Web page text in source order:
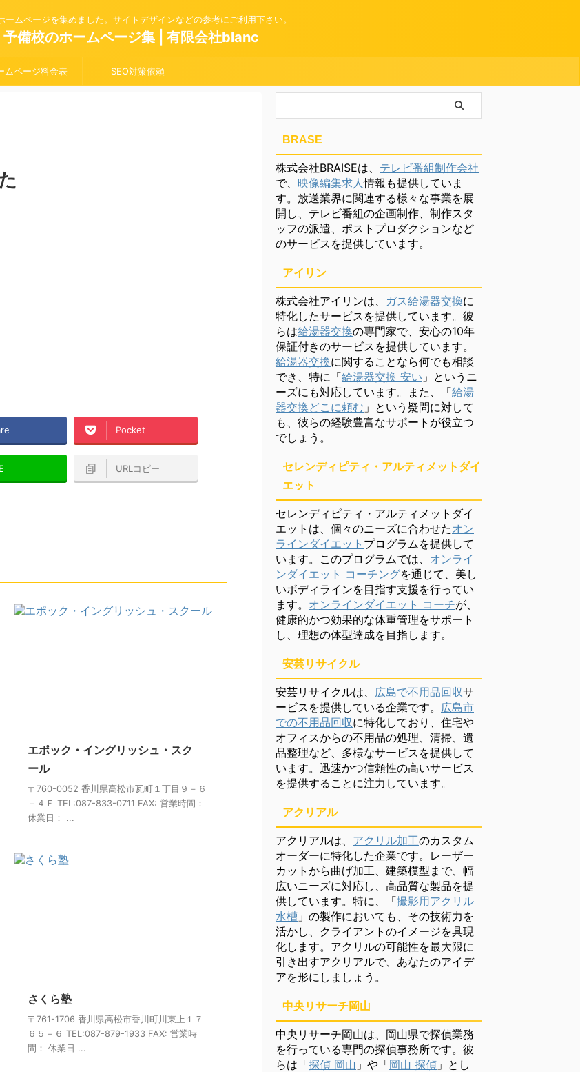
ームページを集めました。サイトデザインなどの参考にご利用下さい。
予備校のホームページ集 | 有限会社blanc
ムページ料金表 SEO対策依頼
Pocket
URLコピー
エポック・イングリッシュ・スク
ール
〒760-0052 香川県高松市瓦町１丁目９－６
－４Ｆ TEL:087-833-0711 FAX: 営業時間：
休業日： ...
さくら塾
〒761-1706 香川県高松市香川町川東上１７
６５－６ TEL:087-879-1933 FAX: 営業時
間： 休業日 ...
BRASE
株式会社BRAISEは、 テレビ番組制作会社
で、 映像編集求人情報も提供していま
す。放送業界に関連する様々な事業を展
開し、テレビ番組の企画制作、制作スタ
ッフの派遣、ポストプロダクションなど
のサービスを提供しています。
アイリン
株式会社アイリンは、 ガス給湯器交換に
特化したサービスを提供しています。彼
らは給湯器交換の専門家で、安心の10年
保証付きのサービスを提供しています。
給湯器交換に関することなら何でも相談
でき、特に「給湯器交換 安い 」というニ
ーズにも対応しています。また、「給湯
器交換どこに頼む 」という疑問に対して
も、彼らの経験豊富なサポートが役立つ
でしょう。
セレンディピティ・アルティメットダイ
エット
セレンディピティ・アルティメットダイ
エットは、個々のニーズに合わせたオン
ラインダイエット プログラムを提供して
います。このプログラムでは、 オンライ
ンダイエット コーチングを通じて、美し
いボディラインを目指す支援を行ってい
ます。 オンラインダイエット コーチが、
健康的かつ効果的な体重管理をサポート
し、理想の体型達成を目指します。
安芸リサイクル
安芸リサイクルは、 広島で不用品回収サ
ービスを提供している企業です。 広島市
での不用品回収に特化しており、住宅や
オフィスからの不用品の処理、清掃、遺
品整理など、多様なサービスを提供して
います。迅速かつ信頼性の高いサービス
を提供することに注力しています。
アクリアル
アクリアルは、 アクリル加工のカスタム
オーダーに特化した企業です。レーザー
カットから曲げ加工、建築模型まで、幅
広いニーズに対応し、高品質な製品を提
供しています。特に、「撮影用アクリル
水槽 」の製作においても、その技術力を
活かし、クライアントのイメージを具現
化します。アクリルの可能性を最大限に
引き出すアクリアルで、あなたのアイデ
アを形にしましょう。
中央リサーチ岡山
中央リサーチ岡山は、岡山県で探偵業務
を行っている専門の探偵事務所です。彼
らは「探偵 岡山 」や「岡山 探偵 」とし